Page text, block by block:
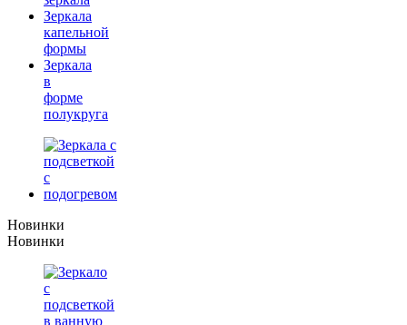
Зеркала
капельной
формы
Зеркала
в
форме
полукруга
Новинки
Новинки